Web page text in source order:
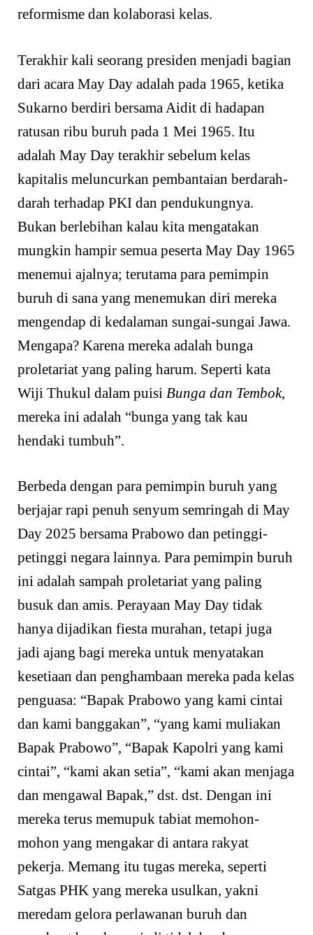
reformisme dan kolaborasi kelas.
Terakhir kali seorang presiden menjadi bagian
dari acara May Day adalah pada 1965, ketika
Sukarno berdiri bersama Aidit di hadapan
ratusan ribu buruh pada 1 Mei 1965. Itu
adalah May Day terakhir sebelum kelas
kapitalis meluncurkan pembantaian berdarah-
darah terhadap PKI dan pendukungnya.
Bukan berlebihan kalau kita mengatakan
mungkin hampir semua peserta May Day 1965
menemui ajalnya; terutama para pemimpin
buruh di sana yang menemukan diri mereka
mengendap di kedalaman sungai-sungai Jawa.
Mengapa? Karena mereka adalah bunga
proletariat yang paling harum. Seperti kata
Wiji Thukul dalam puisi Bunga dan Tembok,
mereka ini adalah “bunga yang tak kau
hendaki tumbuh”.
Berbeda dengan para pemimpin buruh yang
berjajar rapi penuh senyum semringah di May
Day 2025 bersama Prabowo dan petinggi-
petinggi negara lainnya. Para pemimpin buruh
ini adalah sampah proletariat yang paling
busuk dan amis. Perayaan May Day tidak
hanya dijadikan fiesta murahan, tetapi juga
jadi ajang bagi mereka untuk menyatakan
kesetiaan dan penghambaan mereka pada kelas
penguasa: “Bapak Prabowo yang kami cintai
dan kami banggakan”, “yang kami muliakan
Bapak Prabowo”, “Bapak Kapolri yang kami
cintai”, “kami akan setia”, “kami akan menjaga
dan mengawal Bapak,” dst. dst. Dengan ini
mereka terus memupuk tabiat memohon-
mohon yang mengakar di antara rakyat
pekerja. Memang itu tugas mereka, seperti
Satgas PHK yang mereka usulkan, yakni
meredam gelora perlawanan buruh dan